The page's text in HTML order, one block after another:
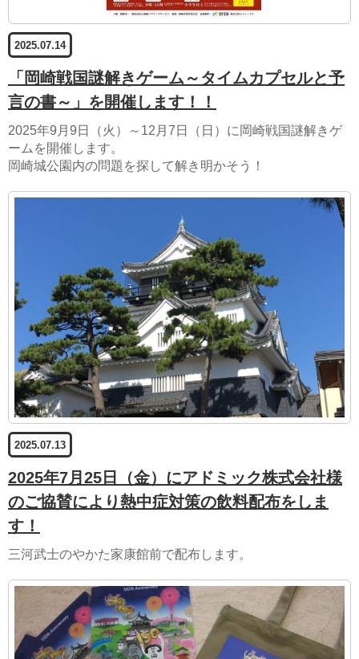
2025.07.14
「岡崎戦国謎解きゲーム～タイムカプセルと予
言の書～」を開催します！！
2025年9月9日（火）～12月7日（日）に岡崎戦国謎解きゲ
ームを開催します。
岡崎城公園内の問題を探して解き明かそう！
2025.07.13
2025年7月25日（金）にアドミック株式会社様
のご協賛により熱中症対策の飲料配布をしま
す！
三河武士のやかた家康館前で配布します。